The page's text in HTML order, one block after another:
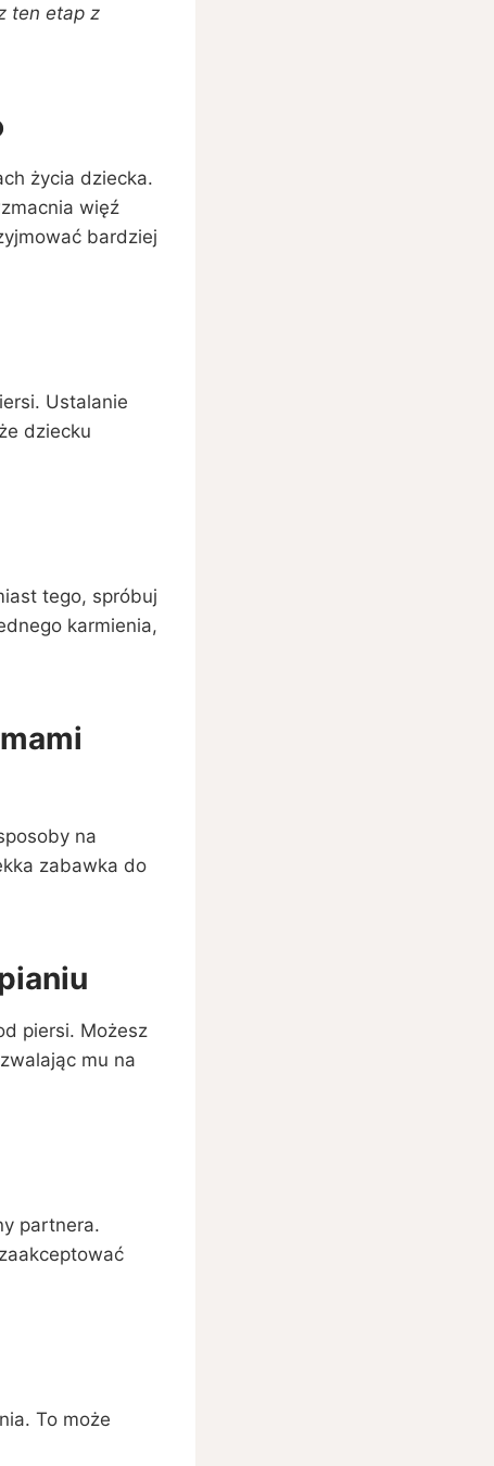
ten etap z
życia dziecka.
więź
bardziej
Ustalanie
dziecku
tego, spróbuj
karmienia,
na
zabawka do
piersi. Możesz
mu na
partnera.
To może